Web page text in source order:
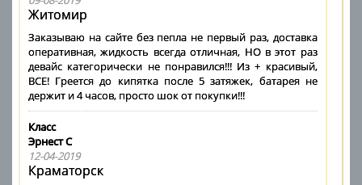
Житомир
Заказываю на сайте без пепла не первый раз, доставка
оперативная, жидкость всегда отличная, НО в этот раз
девайс категорически не понравился!!! Из + красивый,
ВСЕ! Греется до кипятка после 5 затяжек, батарея не
держит и 4 часов, просто шок от покупки!!!
Класс
Эрнест С
12-04-2019
Краматорск